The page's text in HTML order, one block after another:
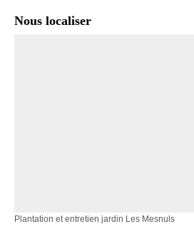
Nous localiser
Plantation et entretien jardin Les Mesnuls